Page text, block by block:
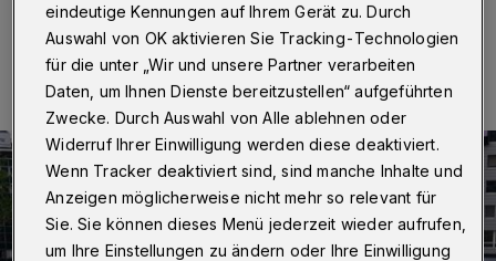
06.09.2020 , 16:31 Uhr Eine Minute Lesezeit
eindeutige Kennungen auf Ihrem Gerät zu. Durch
Auswahl von OK aktivieren Sie Tracking-Technologien
für die unter „Wir und unsere Partner verarbeiten
Daten, um Ihnen Dienste bereitzustellen“ aufgeführten
Zwecke. Durch Auswahl von Alle ablehnen oder
Widerruf Ihrer Einwilligung werden diese deaktiviert.
Wenn Tracker deaktiviert sind, sind manche Inhalte und
Anzeigen möglicherweise nicht mehr so relevant für
Sie. Sie können dieses Menü jederzeit wieder aufrufen,
um Ihre Einstellungen zu ändern oder Ihre Einwilligung